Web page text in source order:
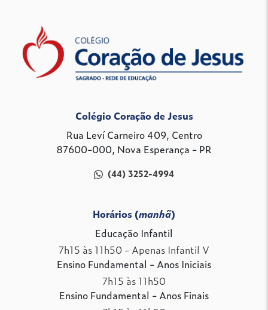
Colégio Coração de Jesus
Rua Leví Carneiro 409, Centro
87600-000, Nova Esperança - PR
(44) 3252-4994
Horários (manhã)
Educação Infantil
7h15 às 11h50 - Apenas Infantil V
Ensino Fundamental - Anos Iniciais
7h15 às 11h50
Ensino Fundamental - Anos Finais